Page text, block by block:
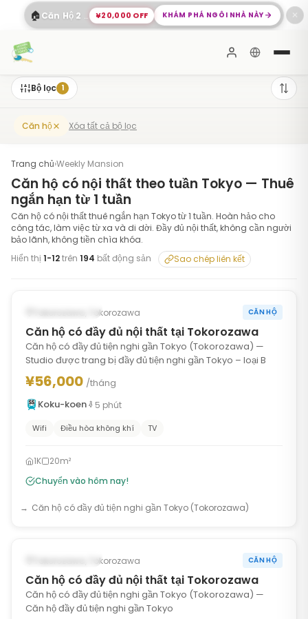
🏠 Căn Hộ 2 Phòng Ngủ Rộng Rãi Shinagawa ¥20,000 OFF KHÁM PHÁ NGÔI NHÀ NÀY ✕
Bộ lọc 1
Căn hộ Xóa tất cả bộ lọc
Trang chủ›Weekly Mansion
Căn hộ có nội thất theo tuần Tokyo — Thuê
ngắn hạn từ 1 tuần
Căn hộ có nội thất thuê ngắn hạn Tokyo từ 1 tuần. Hoàn hảo cho
công tác, làm việc từ xa và di dời. Đầy đủ nội thất, không cần người
bảo lãnh, không tiền chìa khóa.
Hiển thị 1-12trên 194 bất động sản Sao chép liên kết
Tokorozawa, Tokorozawa CĂN HỘ
Căn hộ có đầy đủ nội thất tại Tokorozawa
Căn hộ có đầy đủ tiện nghi gần Tokyo (Tokorozawa) —
Studio được trang bị đầy đủ tiện nghi gần Tokyo – loại B
¥56,000 /tháng
Koku-koen
5 phút
Wifi Điều hòa không khí TV
1K
20m²
Chuyển vào hôm nay!
Căn hộ có đầy đủ tiện nghi gần Tokyo (Tokorozawa)
Tokorozawa, Tokorozawa CĂN HỘ
Căn hộ có đầy đủ nội thất tại Tokorozawa
Căn hộ có đầy đủ tiện nghi gần Tokyo (Tokorozawa) —
Căn hộ đầy đủ tiện nghi gần Tokyo